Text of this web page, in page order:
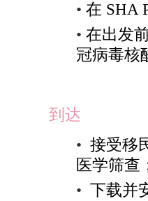
• 在 SHA
• 在出发
冠病毒核
到达
• 接受移
医学筛查
• 下载并